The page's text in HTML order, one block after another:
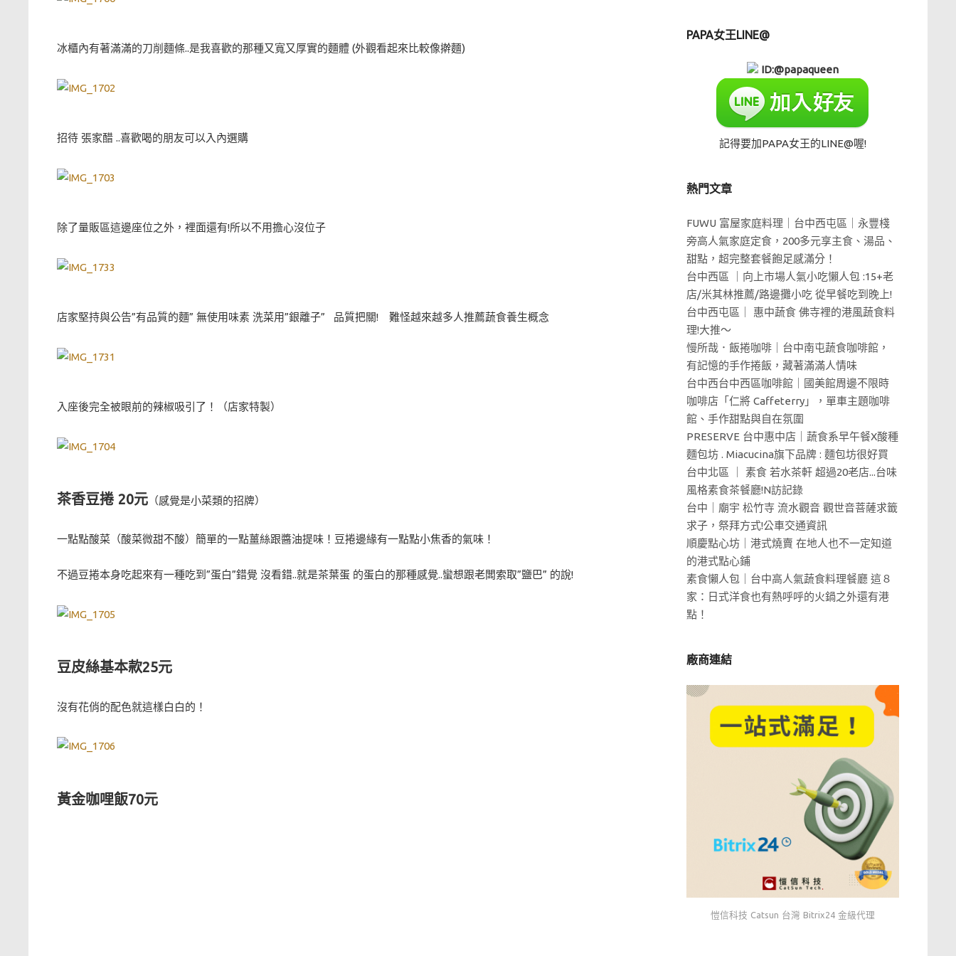
冰櫃內有著滿滿的刀削麵條..是我喜歡的那種又寬又厚實的麵體 (外觀看起來比較像擀麵)
招待 張家醋 ..喜歡喝的朋友可以入內選購
除了量販區這邊座位之外，裡面還有!所以不用擔心沒位子
店家堅持與公告”有品質的麵” 無使用味素 洗菜用”銀離子” 品質把關! 難怪越來越多人推薦蔬食養生概念
入座後完全被眼前的辣椒吸引了！（店家特製）
茶香豆捲 20元 （感覺是小菜類的招牌）
一點點酸菜（酸菜微甜不酸）簡單的一點薑絲跟醬油提味！豆捲邊緣有一點點小焦香的氣味！
不過豆捲本身吃起來有一種吃到”蛋白”錯覺 沒看錯..就是茶葉蛋 的蛋白的那種感覺..蠻想跟老闆索取”鹽巴” 的說!
豆皮絲基本款25元
沒有花俏的配色就這樣白白的！
黃金咖哩飯70元
PAPA女王LINE@
ID:@papaqueen
記得要加PAPA女王的LINE@喔!
熱門文章
FUWU 富屋家庭料理｜台中西屯區｜永豐棧
旁高人氣家庭定食，200多元享主食、湯品、
甜點，超完整套餐飽足感滿分！
台中西區 ｜向上市場人氣小吃懶人包 :15+老
店/米其林推薦/路邊攤小吃 從早餐吃到晚上!
台中西屯區｜ 惠中蔬食 佛寺裡的港風蔬食料
理!大推～
慢所哉．飯捲咖啡｜台中南屯蔬食咖啡館，
有記憶的手作捲飯，藏著滿滿人情味
台中西台中西區咖啡館｜國美館周邊不限時
咖啡店「仁將 Caffeterry」，單車主題咖啡
館、手作甜點與自在氛圍
PRESERVE 台中惠中店｜蔬食系早午餐X酸種
麵包坊 . Miacucina旗下品牌 : 麵包坊很好買
台中北區 ｜ 素食 若水茶軒 超過20老店...台味
風格素食茶餐廳!N訪記錄
台中｜廟宇 松竹寺 流水觀音 觀世音菩薩求籤
求子，祭拜方式!公車交通資訊
順慶點心坊｜港式燒賣 在地人也不一定知道
的港式點心鋪
素食懶人包｜台中高人氣蔬食料理餐廳 這８
家：日式洋食也有熱呼呼的火鍋之外還有港
點！
廠商連結
愷信科技 Catsun 台灣 Bitrix24 金級代理